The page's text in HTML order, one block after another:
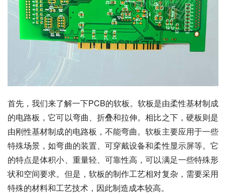
首先，我们来了解一下PCB的软板。软板是由柔性基材制成
的电路板，它可以弯曲、折叠和拉伸。相比之下，硬板则是
由刚性基材制成的电路板，不能弯曲。软板主要应用于一些
特殊场景，如弯曲的装置、可穿戴设备和柔性显示屏等。它
的特点是体积小、重量轻、可靠性高，可以满足一些特殊形
状和空间要求。但是，软板的制作工艺相对复杂，需要采用
特殊的材料和工艺技术，因此制造成本较高。